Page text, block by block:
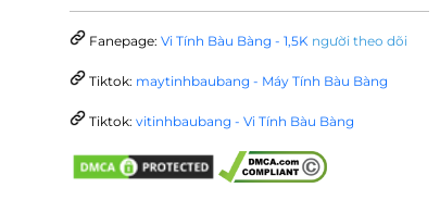
Fanepage: Vi Tính Bàu Bàng - 1,5K người theo dõi
Tiktok: maytinhbaubang - Máy Tính Bàu Bàng
Tiktok: vitinhbaubang - Vi Tính Bàu Bàng